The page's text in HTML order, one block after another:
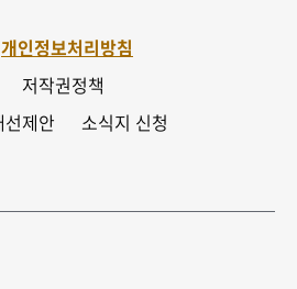
개인정보처리방침
저작권정책
제안
소식지 신청